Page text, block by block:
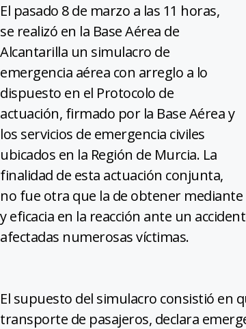
El pasado 8 de marzo a las 11 horas,
se realizó en la Base Aérea de
Alcantarilla un simulacro de
emergencia aérea con arreglo a lo
dispuesto en el Protocolo de
actuación, firmado por la Base Aérea y
los servicios de emergencia civiles
ubicados en la Región de Murcia. La
finalidad de esta actuación conjunta,
no fue otra que la de obtener
y eficacia en la reacción ante un
afectadas numerosas víctimas.
El supuesto del simulacro consistió en
transporte de pasajeros, declara